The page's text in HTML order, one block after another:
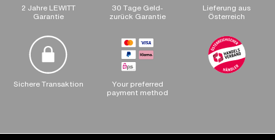
2 Jahre LEWITT
Garantie
30 Tage Geld-
zurück Garantie
Lieferung aus
Österreich
Sichere Transaktion
Your preferred
payment method